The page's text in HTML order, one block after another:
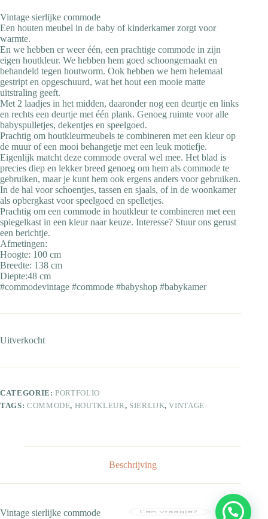
Vintage sierlijke commode
Een houten meubel in de baby of kinderkamer zorgt voor
warmte.
En we hebben er weer één, een prachtige commode in zijn
eigen houtkleur. We hebben hem goed schoongemaakt en
behandeld tegen houtworm. Ook hebben we hem helemaal
gestript en opgeschuurd, wat het hout een mooie matte
uitstraling geeft.
Met 2 laadjes in het midden, daaronder nog een deurtje en links
en rechts een deurtje met één plank. Genoeg ruimte voor alle
babyspulletjes, dekentjes en speelgoed.
Prachtig om houtkleurmeubels te combineren met een kleur op
de muur of een mooi behangetje met een leuk motiefje.
Eigenlijk matcht deze commode overal wel mee. Het blad is
precies diep en lekker breed genoeg om hem als commode te
gebruiken, maar je kunt hem ook ergens anders voor gebruiken.
In de hal voor schoentjes, tassen en sjaals, of in de woonkamer
als opbergkast voor speelgoed en spelletjes.
Prachtig om een commode in houtkleur te combineren met een
spiegelkast in een kleur naar keuze. Interesse? Stuur ons gerust
een berichtje.
Afmetingen:
Hoogte: 100 cm
Breedte: 138 cm
Diepte:48 cm
#commodevintage #commode #babyshop #babykamer
Uitverkocht
CATEGORIE:PORTFOLIO
TAGS: COMMODE, HOUTKLEUR, SIERLIJK,VINTAGE
Beschrijving
Vintage sierlijke commode Een vraagje?